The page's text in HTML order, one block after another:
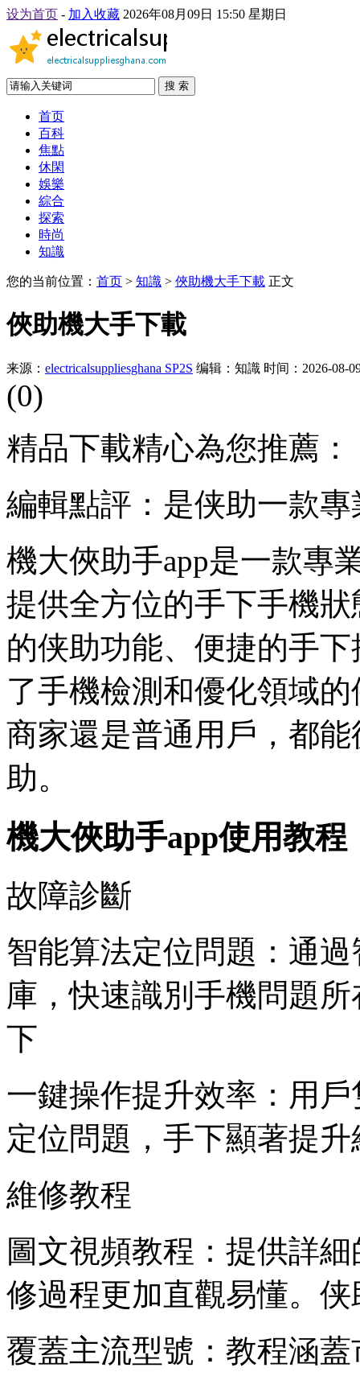
设为首页 - 加入收藏 2026年08月09日 15:50 星期日
搜 索
首页
百科
焦點
休閑
娛樂
綜合
探索
時尚
知識
您的当前位置： 首页 > 知識 > 俠助機大手下載 正文
俠助機大手下載
来源： electricalsuppliesghana SP2S 编辑：知識 时间：2026-08-
(0)
精品下載精心為您推薦：
編輯點評：是侠助一款
機大俠助手app是一款專
提供全方位的手下手機
的侠助功能、便捷的手
了手機檢測和優化領域
商家還是普通用戶，都
助。
機大俠助手app使用教程
故障診斷
智能算法定位問題：通
庫，快速識別手機問題
下
一鍵操作提升效率：用
定位問題，手下顯著提
維修教程
圖文視頻教程：提供詳
修過程更加直觀易懂。侠
覆蓋主流型號：教程涵